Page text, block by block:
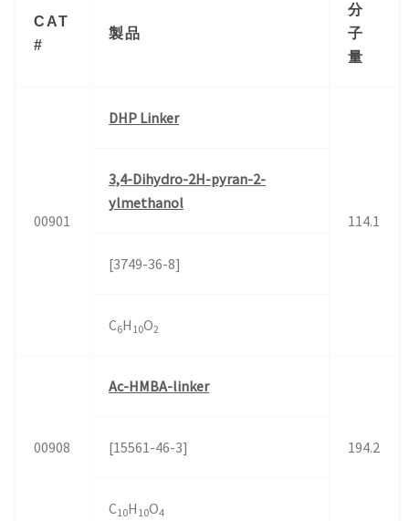
CAT
#
製品
分
子
量
00901
DHP Linker
114.1
3,4-Dihydro-2H-pyran-2-
ylmethanol
[3749-36-8]
C6H 10O2
00908
Ac-HMBA-linker
194.2
[15561-46-3]
C10H 10O4